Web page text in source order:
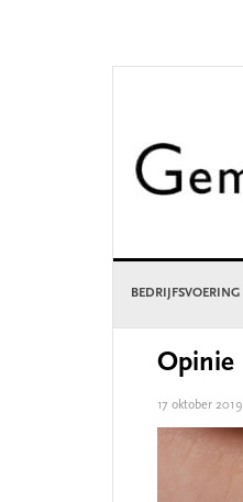
BEDRIJFSVOERING
Opinie
17 oktober 2019